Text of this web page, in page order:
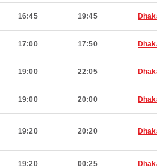
16:45 19:45
17:00 17:50
19:00 22:05
19:00 20:00
19:20 20:20
19:20 00:25